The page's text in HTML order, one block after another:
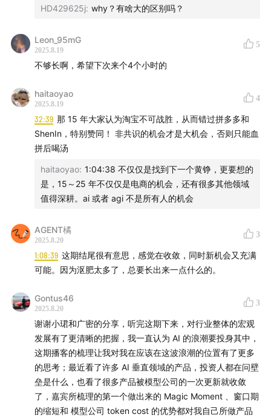
38:52做 AI 产品很像挖矿，保鲜窗口很关键
挖矿：第一个做出来让用户惊叹的体验很重要，哪怕
token 消耗很大，只要你是第一个做出来让用户惊叹的
费用，比如 Perplexity/Cursor/Manus
但这个窗口期又特别有意思，窗口是逐渐在缩短的：从 2
年、1 年、3 个月
产品公司能赢过模型公司做的产品吗？
44:21L4 级别的体验
最优秀的俩 Agent 都有了 L4 体验：ChatGPT 的 Deep
Research + Anthropic 的 Claude Code，分别对应信息
搜索+软件开发
今天最大红利还是 language/code 红利，尤其是 code，
还不是多模态/世界模型/机器人
Claude Code 最近大杀四方，Claude Code 是一个 L4
的体验
接下来还有哪些领域能有 L4 级别体验？
52:43对Google看法的转变
乐更持久和丰厚的回报。
- 生成式AI不是搜索的延伸，而是正在创造新的「认知经济
学」范式。其商业化的突破点不在于如何移植旧模式，而在
于重新定义广告的本质——从「打断式推销」进化为「共识
数）、风险控制机制（动态可信度审计）和利益分配规则
（三方博弈均衡）。
HD429625j: why？有啥大的区别吗？
Leon_95mG
2025.8.19
5
不够长啊，希望下次来个4个小时的
haitaoyao
2025.8.19
4
32:39 那 15 年大家认为淘宝不可战胜，从而错过拼多多和
ShenIn，特别赞同！ 非共识的机会才是大机会，否则只能血
拼后喝汤
haitaoyao: 1:04:38 不仅仅是找到下一个黄铮，更要想的
是，15～25 年不仅仅是电商的机会，还有很多其他领域
值得深耕。ai 或者 agi 不是所有人的机会
AGENT橘
2025.8.20
3
1:08:39 这期结尾很有意思，感觉在收敛，同时新机会又充满
可能。因为沤肥太多了，总要长出来一点什么的。
Gontus46
2025.8.20
3
谢谢小珺和广密的分享，听完这期下来，对行业整体的宏观
发展有了更清晰的把握，我一直认为 AI 的浪潮要投身其中，
这期播客的梳理让我对我在应该在这波浪潮的位置有了更多
的思考；最近看了许多 AI 垂直领域的产品，投资人都在问壁
垒是什么，也看了很多产品被模型公司的一次更新就收敛
了，嘉宾所梳理的第一个做出来的 Magic Moment 、窗口期
的缩短和 模型公司 token cost 的优势都对我自己所做产品